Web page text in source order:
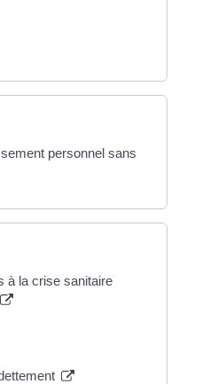
personnel sans
à la crise sanitaire